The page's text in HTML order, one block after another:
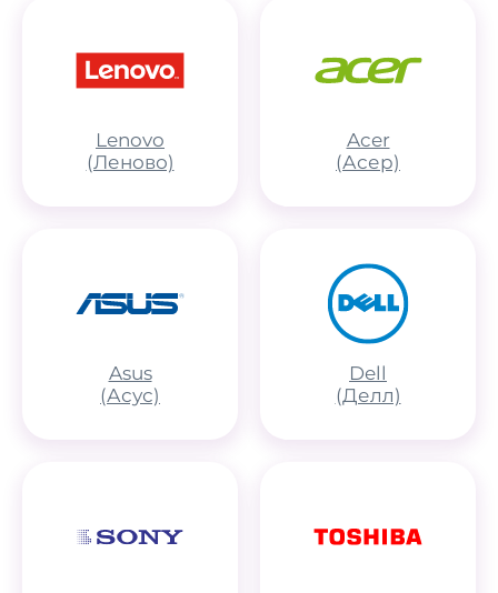
Lenovo
(Леново)
Acer
(Асер)
Asus
(Асус)
Dell
(Делл)